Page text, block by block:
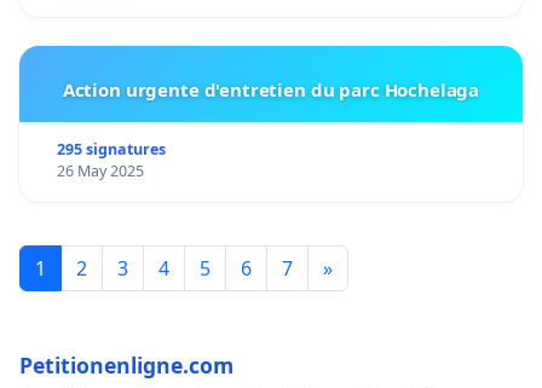
Action urgente d'entretien du parc Hochelaga
295 signatures
26 May 2025
1 2 3 4 5 6 7 »
Petitionenligne.com